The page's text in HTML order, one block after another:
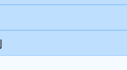
构
序
制
截停和查问
截停和搜身
援助
计划